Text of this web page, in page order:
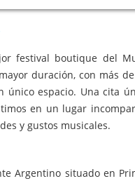
de grifo, Mahou, agua o
festival boutique del
duración, con más
único espacio. Una cita
en un lugar
y gustos musicales.
Argentino situado en